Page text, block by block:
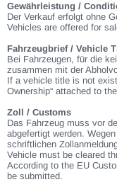
Gewährleistung /
Der Verkauf erfolgt ohne
Vehicles are offered for
Fahrzeugbrief / Vehicle
Bei Fahrzeugen, für die
zusammen mit der
If a vehicle title is not
Ownership“ attached to
Zoll / Customs
Das Fahrzeug muss vor
abgefertigt werden.
schriftlichen
Vehicle must be cleared
According to the EU
be submitted.